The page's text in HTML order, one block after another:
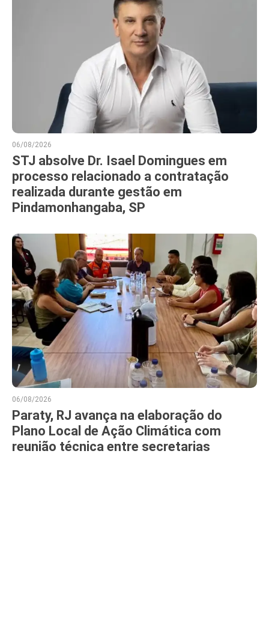
06/08/2026
STJ absolve Dr. Isael Domingues em
processo relacionado a contratação
realizada durante gestão em
Pindamonhangaba, SP
06/08/2026
Paraty, RJ avança na elaboração do
Plano Local de Ação Climática com
reunião técnica entre secretarias